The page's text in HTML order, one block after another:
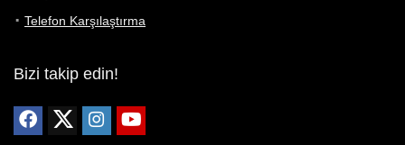
Telefon Karşılaştırma
Bizi takip edin!